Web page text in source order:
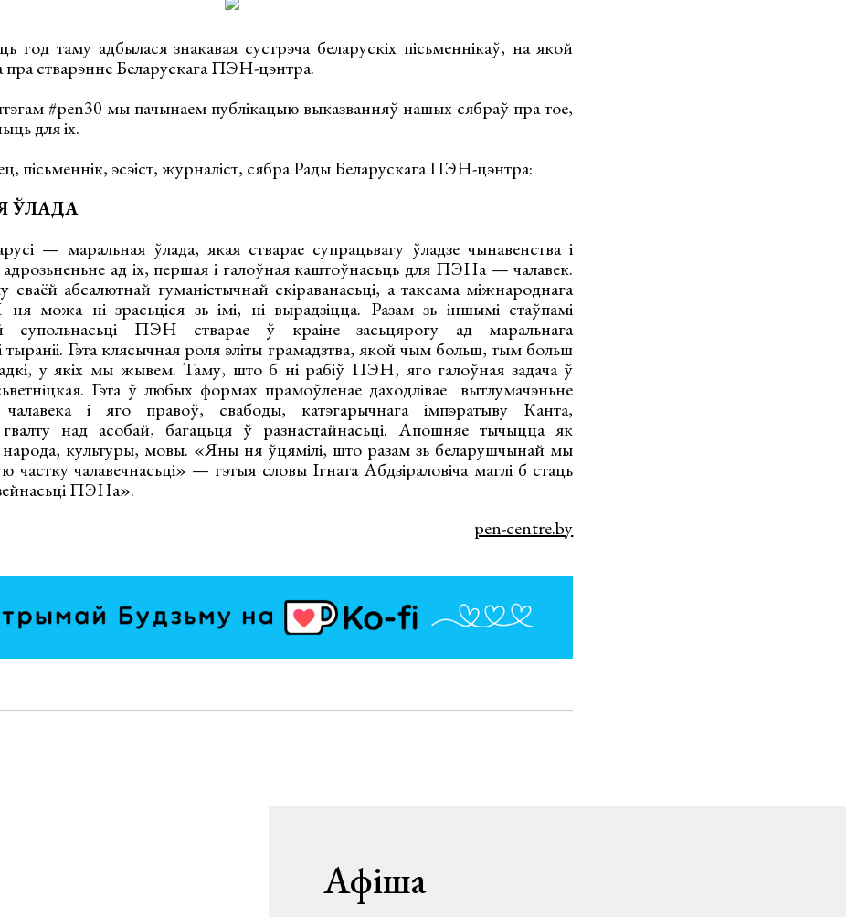
год таму адбылася знакавая сустрэча беларускіх пісьменнікаў, на якой
пра стварэнне Беларускага ПЭН-цэнтра.
#pen30 мы пачынаем публікацыю выказванняў нашых сябраў пра тое,
для іх.
пісьменнік, эсэіст, журналіст, сябра Рады Беларускага ПЭН-цэнтра:
ЎЛАДА
— маральная ўлада, якая стварае супрацьвагу ўладзе чынавенства і
ад іх, першая і галоўная каштоўнасьць для ПЭНа — чалавек.
сваёй абсалютнай гуманістычнай скіраванасьці, а таксама міжнароднага
можа ні зрасьціся зь імі, ні вырадзіцца. Разам зь іншымі стаўпамі
супольнасьці ПЭН стварае ў краіне засьцярогу ад маральнага
Гэта клясычная роля эліты грамадзтва, якой чым больш, тым больш
у якіх мы жывем. Таму, што б ні рабіў ПЭН, яго галоўная задача ў
Гэта ў любых формах прамоўленае даходлівае вытлумачэньне
чалавека і яго правоў, свабоды, катэгарычнага імпэратыву Канта,
над асобай, багацьця ў разнастайнасьці. Апошняе тычыцца як
народа, культуры, мовы. «Яны ня ўцямілі, што разам зь беларушчынай мы
частку чалавечнасьці» — гэтыя словы Ігната Абдзіраловіча маглі б стаць
ПЭНа».
pen-centre.by
Афіша